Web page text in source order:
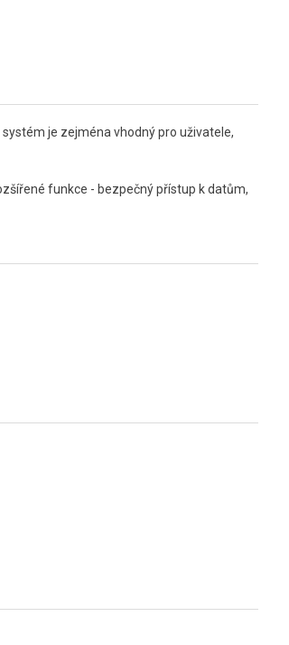
je zejména vhodný pro uživatele,
funkce - bezpečný přístup k datům,